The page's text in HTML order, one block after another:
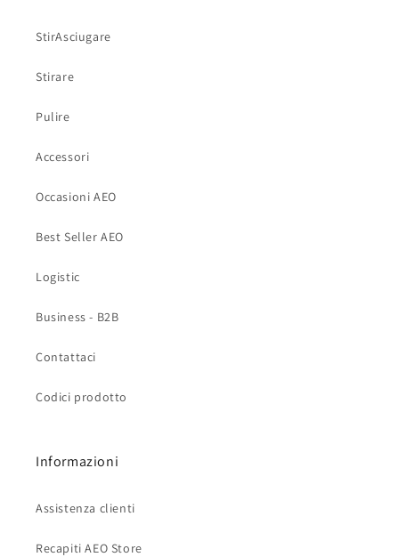
StirAsciugare
Stirare
Pulire
Accessori
Occasioni AEO
Best Seller AEO
Logistic
Business - B2B
Contattaci
Codici prodotto
Informazioni
Assistenza clienti
Recapiti AEO Store